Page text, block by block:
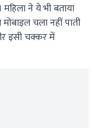
ने ये भी बताया
चला नहीं पाती
इसी चक्कर में